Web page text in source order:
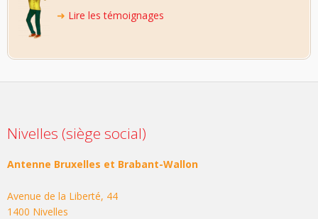
➜ Lire les témoignages
Nivelles (siège social)
Antenne Bruxelles et Brabant-Wallon
Avenue de la Liberté, 44
1400 Nivelles